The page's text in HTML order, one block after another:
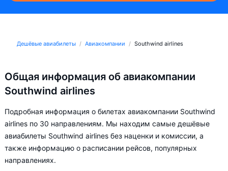
Дешёвые авиабилеты Авиакомпании Southwind airlines
Общая информация об авиакомпании
Southwind airlines
Подробная информация о билетах авиакомпании Southwind
airlines по 30 направлениям. Мы находим самые дешёвые
авиабилеты Southwind airlines без наценки и комиссии, а
также информацию о расписании рейсов, популярных
направлениях.